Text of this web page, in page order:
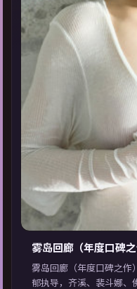
雾岛回廊（年度口碑之
雾岛回廊（年度口碑之作
郁执导，齐溪、裴斗娜、